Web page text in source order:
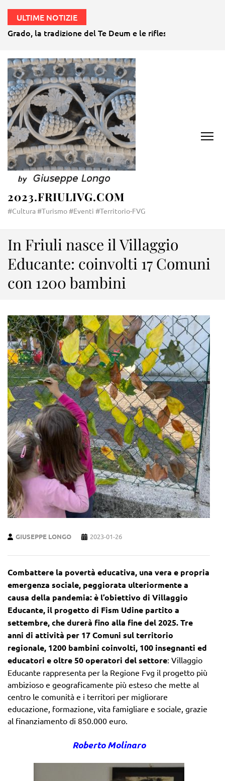
ULTIME NOTIZIE
Grado, la tradizione del Te Deum e le riflessioni natalizie
2023.FRIULIVG.COM
#Cultura #Turismo #Eventi #Territorio-FVG
In Friuli nasce il Villaggio
Educante: coinvolti 17 Comuni
con 1200 bambini
GIUSEPPE LONGO 2023-01-26
Combattere la povertà educativa, una vera e propria
emergenza sociale, peggiorata ulteriormente a
causa della pandemia: è l’obiettivo di Villaggio
Educante, il progetto di Fism Udine partito a
settembre, che durerà fino alla fine del 2025.Tre
anni di attività per 17 Comuni sul territorio
regionale, 1200 bambini coinvolti, 100 insegnanti ed
educatori e oltre 50 operatori del settore: Villaggio
Educante rappresenta per la Regione Fvg il progetto più
ambizioso e geograficamente più esteso che mette al
centro le comunità e i territori per migliorare
educazione, formazione, vita famigliare e sociale, grazie
al finanziamento di 850.000 euro.
Roberto Molinaro